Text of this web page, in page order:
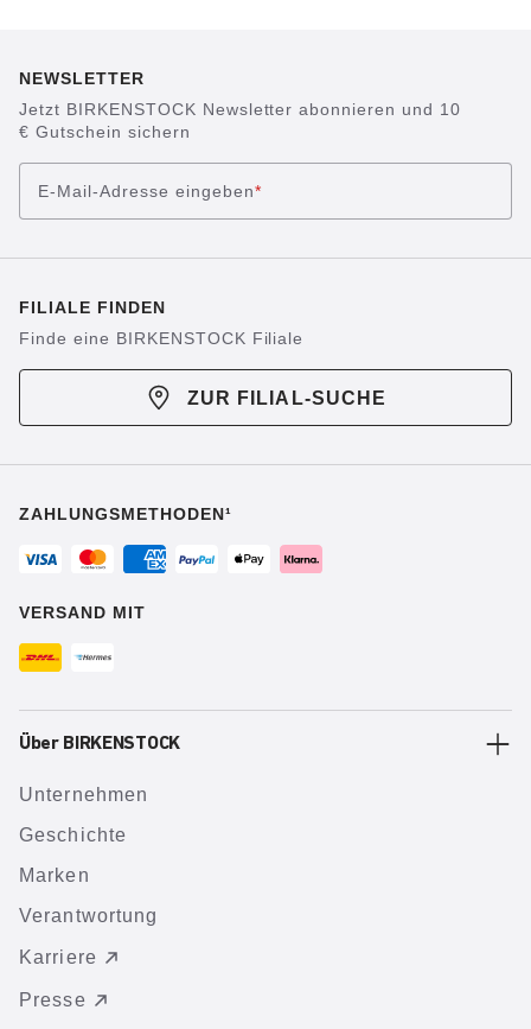
NEWSLETTER
Jetzt BIRKENSTOCK Newsletter abonnieren und 10
€ Gutschein sichern
E-Mail-Adresse eingeben*
FILIALE FINDEN
Finde eine BIRKENSTOCK Filiale
ZUR FILIAL-SUCHE
ZAHLUNGSMETHODEN¹
VERSAND MIT
Über BIRKENSTOCK
Unternehmen
Geschichte
Marken
Verantwortung
Karriere
Presse